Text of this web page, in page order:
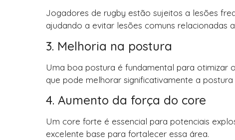
Jogadores de rugby estão sujeitos a lesões
ajudando a evitar lesões comuns relacionadas
3. Melhoria na postura
Uma boa postura é fundamental para otimizar
que pode melhorar significativamente a
4. Aumento da força do core
Um core forte é essencial para potenciais
excelente base para fortalecer essa área.